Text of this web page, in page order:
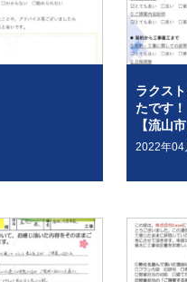
ラクス
たです！
【流山
2022年04